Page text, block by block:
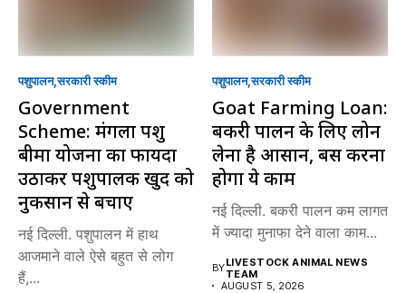
पशुपालन सरकारी स्की‍म
Government
Scheme: मंगला पशु
बीमा योजना का फायदा
उठाकर पशुपालक खुद को
नुकसान से बचाएं
नई दिल्ली. पशुपालन में हाथ
आजमाने वाले ऐसे बहुत से लोग
हैं,...
पशुपालन सरकारी स्की‍म
Goat Farming Loan:
बकरी पालन के लिए लोन
लेना है आसान, बस करना
होगा ये काम
नई दिल्ली. बकरी पालन कम लागत
में ज्यादा मुनाफा देने वाला काम...
BYLIVESTOCK ANIMAL NEWS
TEAM
AUGUST 5, 2026